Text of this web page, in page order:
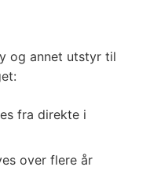
og annet utstyr til
fra direkte i
over flere år